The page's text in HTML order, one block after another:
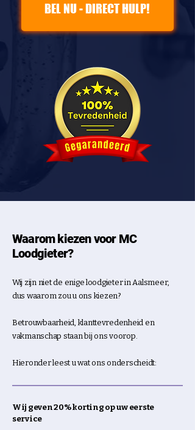
BEL NU - DIRECT HULP!
Waarom kiezen voor MC
Loodgieter?
Wij zijn niet de enige loodgieter inAalsmeer,
dus waarom zou u ons kiezen?
Betrouwbaarheid, klanttevredenheid en
vakmanschap staan bij ons voorop.
Hieronder leest u wat ons onderscheidt:
Wij geven 20% korting op uw eerste
service